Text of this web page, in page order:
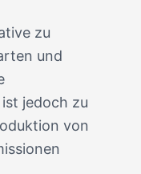
zu
und
jedoch zu
von